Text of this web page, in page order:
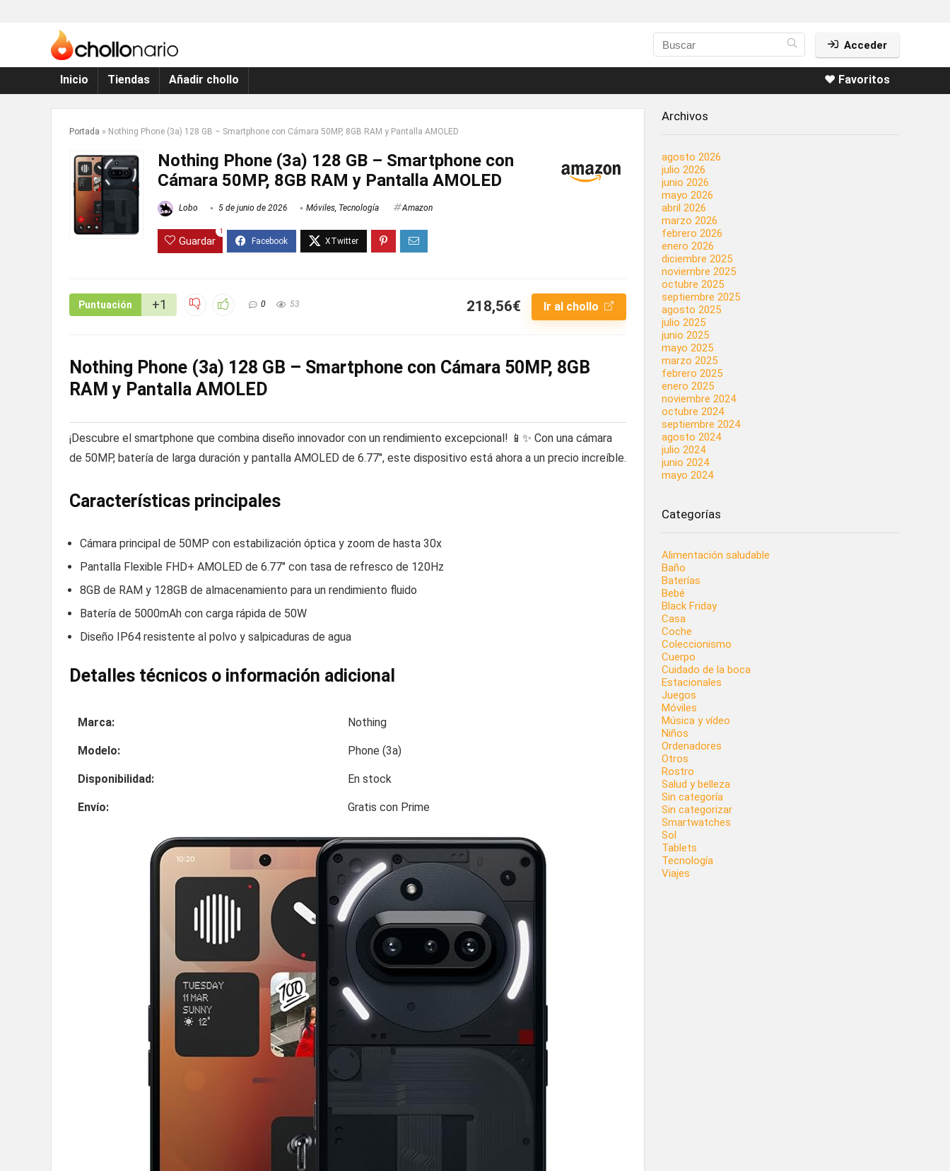
Acceder
Inicio Tiendas Añadir chollo ❤️ Favoritos
Portada » Nothing Phone (3a) 128 GB – Smartphone con Cámara 50MP, 8GB RAM y Pantalla AMOLED
Nothing Phone (3a) 128 GB – Smartphone con
Cámara 50MP, 8GB RAM y Pantalla AMOLED
Lobo 5 de junio de 2026 Móviles, Tecnología Amazon
Guardar
1
Puntuación +1 0 53 218,56€ Ir al chollo
Nothing Phone (3a) 128 GB – Smartphone con Cámara 50MP, 8GB
RAM y Pantalla AMOLED
¡Descubre el smartphone que combina diseño innovador con un rendimiento excepcional! 📱✨ Con una cámara
de 50MP, batería de larga duración y pantalla AMOLED de 6.77″, este dispositivo está ahora a un precio increíble.
Características principales
Cámara principal de 50MP con estabilización óptica y zoom de hasta 30x
Pantalla Flexible FHD+ AMOLED de 6.77″ con tasa de refresco de 120Hz
8GB de RAM y 128GB de almacenamiento para un rendimiento fluido
Batería de 5000mAh con carga rápida de 50W
Diseño IP64 resistente al polvo y salpicaduras de agua
Detalles técnicos o información adicional
Marca: Nothing
Modelo: Phone (3a)
Disponibilidad: En stock
Envío: Gratis con Prime
Archivos
agosto 2026
julio 2026
junio 2026
mayo 2026
abril 2026
marzo 2026
febrero 2026
enero 2026
diciembre 2025
noviembre 2025
octubre 2025
septiembre 2025
agosto 2025
julio 2025
junio 2025
mayo 2025
marzo 2025
febrero 2025
enero 2025
noviembre 2024
octubre 2024
septiembre 2024
agosto 2024
julio 2024
junio 2024
mayo 2024
Categorías
Alimentación saludable
Baño
Baterías
Bebé
Black Friday
Casa
Coche
Coleccionismo
Cuerpo
Cuidado de la boca
Estacionales
Juegos
Móviles
Música y vídeo
Niños
Ordenadores
Otros
Rostro
Salud y belleza
Sin categoría
Sin categorizar
Smartwatches
Sol
Tablets
Tecnología
Viajes